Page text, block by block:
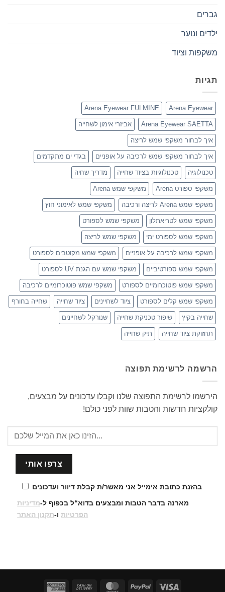
גברים
ילדים ונוער
משקפות וציוד
תגיות
Arena Eyewear
Arena Eyewear FULMINE
Arena Eyewear SAETTA אביזרי אימון לשחייה
איך לבחור משקפי שמש לריצה
איך לבחור משקפי שמש לרכיבה על אופניים בגדי ים מתקדמים
טכנולוגיה טכנולוגיות בציוד שחייה מדריך שחיה
משקפי ספורט Arena משקפי שמש Arena
משקפי שמש Arena לריצה ורכיבה משקפי שמש לאימוני חוץ
משקפי שמש לטריאתלון משקפי שמש לספורט
משקפי שמש לספורט ימי משקפי שמש לריצה
משקפי שמש לרכיבה על אופניים משקפי שמש מקוטבים לספורט
משקפי שמש ספורטיביים משקפי שמש עם הגנת UV לספורט
משקפי שמש פוטוכרומיים לספורט משקפי שמש פוטוכרומיים לרכיבה
משקפי שמש קלים לספורט ציוד לשחיינים ציוד שחייה שחייה בחורף
שחייה בקיץ שיפור טכניקת שחייה שנורקל לשחיינים
תחזוקת ציוד שחייה תיק שחייה
הרשמה לרשימת תפוצה
הירשמו לרשימת התפוצה שלנו וקבלו עדכונים על מבצעים,
קולקציות חדשות והטבות שוות לפני כולם!
בהזנת כתובת אימייל אני מאשר/ת קבלת דיוור ועדכונים
מארנה בדבר הטבות ומבצעים בדוא“ל בכפוף ל-מדיניות
הפרטיותו-תקנון האתר
Visa
PayPal
MasterCard
Cash